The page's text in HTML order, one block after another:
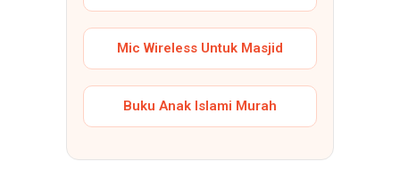
Mic Wireless Untuk Masjid
Buku Anak Islami Murah